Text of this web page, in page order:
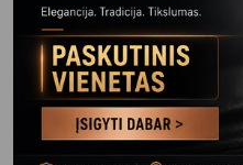
Svoris g
Ciferblatas